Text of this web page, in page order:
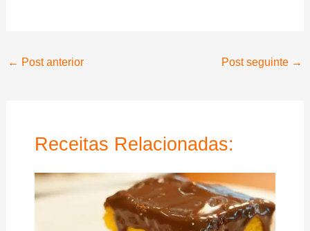
← Post anterior Post seguinte →
Receitas Relacionadas: